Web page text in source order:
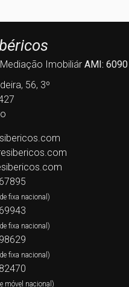
Imobiliár AMI: 6090
56, 3º
fixa nacional)
fixa nacional)
fixa nacional)
móvel nacional)